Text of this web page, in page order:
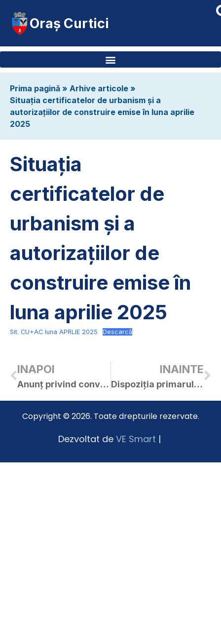
Oraș Curtici
Prima pagină » Arhive articole »
Situația certificatelor de urbanism și a
autorizațiilor de construire emise în luna aprilie
2025
Situația
certificatelor de
urbanism și a
autorizațiilor de
construire emise în
luna aprilie 2025
Sit. CU+AC luna APRLIE 2025 Descarcă
INAPOI
Anunț privind convocare adunare proprietari de terenuri extravilane din orașul Curtici
INAINTE
Dispoziția primarului orașului Curtici nr. 358/07.05.2024 privind stabilirea locurilor de afișaj electoral
Copyright © 2026. Toate drepturile rezervate.
Dezvoltat de VE Smart |